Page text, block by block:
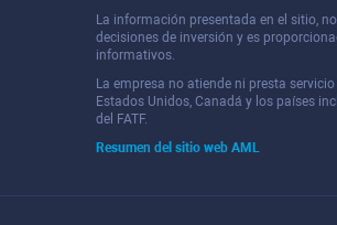
La información presentada en el sitio,
decisiones de inversión y es
informativos.
La empresa no atiende ni presta
Estados Unidos, Canadá y los países
del FATF.
Resumen del sitio web AML